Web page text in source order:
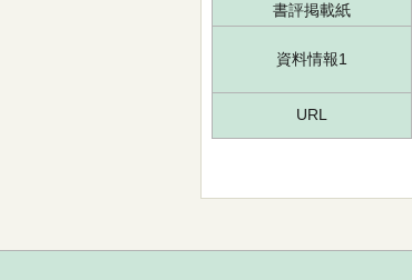
書評掲載紙
資料情報1
URL